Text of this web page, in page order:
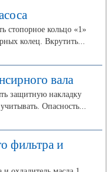
стопорное кольцо «1»
колец. Вкрутить...
вала
защитную накладку
Опасность...
фильтра и